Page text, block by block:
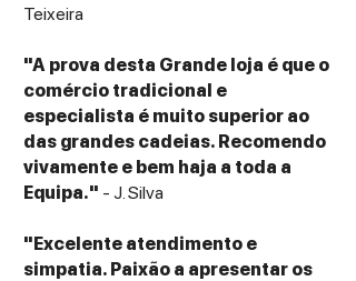
Teixeira
"A prova desta Grande loja é que o
comércio tradicional e
especialista é muito superior ao
das grandes cadeias. Recomendo
vivamente e bem haja a toda a
Equipa." - J. Silva
"Excelente atendimento e
simpatia. Paixão a apresentar os